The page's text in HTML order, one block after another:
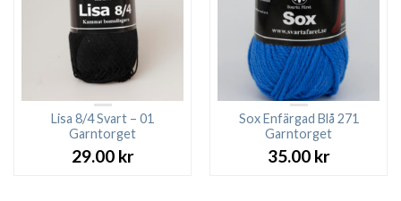
Lisa 8/4 Svart – 01
Garntorget
29.00 kr
Sox Enfärgad Blå 271
Garntorget
35.00 kr